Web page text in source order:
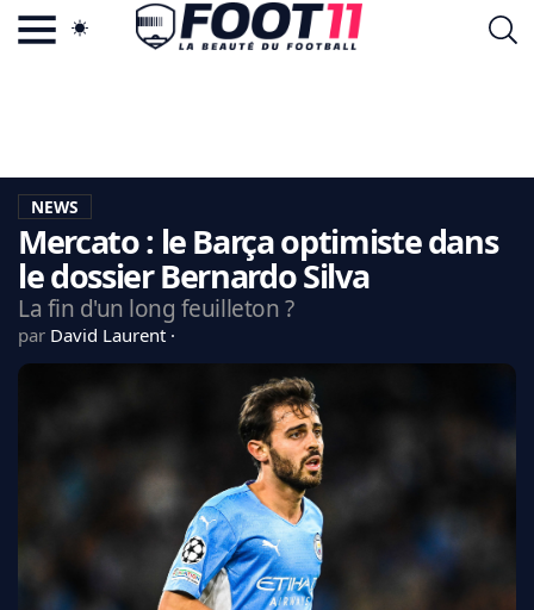
LA CHARTE
VIE PRIVÉE
CGU
CONTACTEZ-NOUS
MANCHESTER UNITED
NEWS
Mercato : le Barça optimiste dans
le dossier Bernardo Silva
La fin d'un long feuilleton ?
par David Laurent